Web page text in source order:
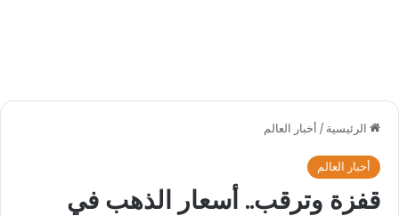
الرئيسية / أخبار العالم
أخبار العالم
قفزة وترقب.. أسعار الذهب في